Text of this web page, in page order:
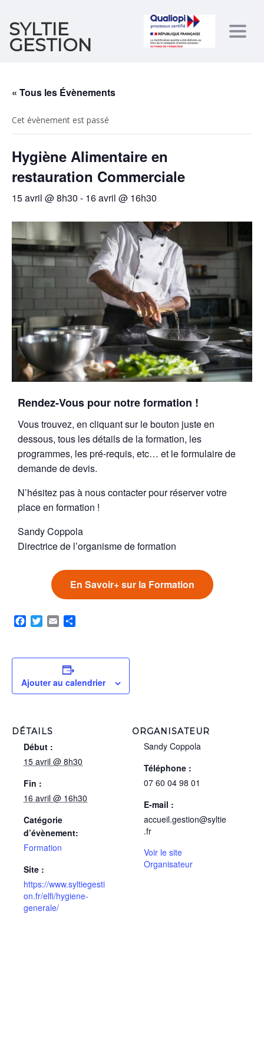
SYLTIE
GESTION
« Tous les Évènements
Cet évènement est passé
Hygiène Alimentaire en
restauration Commerciale
15 avril @ 8h30 - 16 avril @ 16h30
Rendez-Vous pour notre formation !
Vous trouvez, en cliquant sur le bouton juste en
dessous, tous les détails de la formation, les
programmes, les pré-requis, etc… et le formulaire de
demande de devis.
N’hésitez pas à nous contacter pour réserver votre
place en formation !
Sandy Coppola
Directrice de l’organisme de formation
En Savoir+ sur la Formation
Facebook
TwitterEmail
Ajouter au calendrier
DÉTAILS
Début :
15 avril @ 8h30
Fin :
16 avril @ 16h30
Catégorie
d’évènement:
Formation
Site :
https://www.syltiegesti
on.fr/elfi/hygiene-
generale/
ORGANISATEUR
Sandy Coppola
Téléphone :
07 60 04 98 01
E-mail :
accueil.gestion@syltie
.fr
Voir le site
Organisateur